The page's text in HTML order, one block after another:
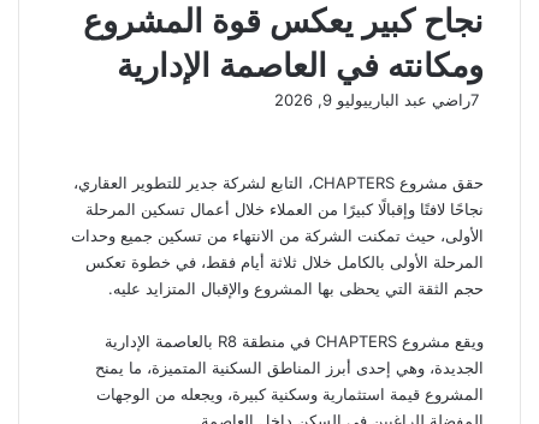
نجاح كبير يعكس قوة المشروع
ومكانته في العاصمة الإدارية
راضي عبد البارييوليو 9, 2026
حقق مشروع CHAPTERS، التابع لشركة جدير للتطوير العقاري،
نجاحًا لافتًا وإقبالًا كبيرًا من العملاء خلال أعمال تسكين المرحلة
الأولى، حيث تمكنت الشركة من الانتهاء من تسكين جميع وحدات
المرحلة الأولى بالكامل خلال ثلاثة أيام فقط، في خطوة تعكس
حجم الثقة التي يحظى بها المشروع والإقبال المتزايد عليه.
ويقع مشروع CHAPTERS في منطقة R8 بالعاصمة الإدارية
الجديدة، وهي إحدى أبرز المناطق السكنية المتميزة، ما يمنح
المشروع قيمة استثمارية وسكنية كبيرة، ويجعله من الوجهات